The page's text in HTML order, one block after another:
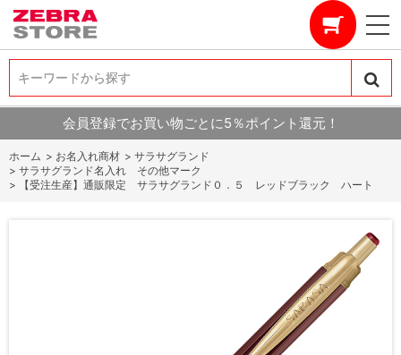
キーワードから探す
キーワードから探す
会員登録でお買い物ごとに5％ポイント還元！
ホーム > お名入れ商材 > サラサグランド
> サラサグランド名入れ その他マーク
>
【受注生産】通販限定 サラサグランド０．５ レッドブラック ハート